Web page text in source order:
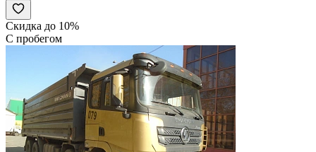
Скидка до 10%
С пробегом